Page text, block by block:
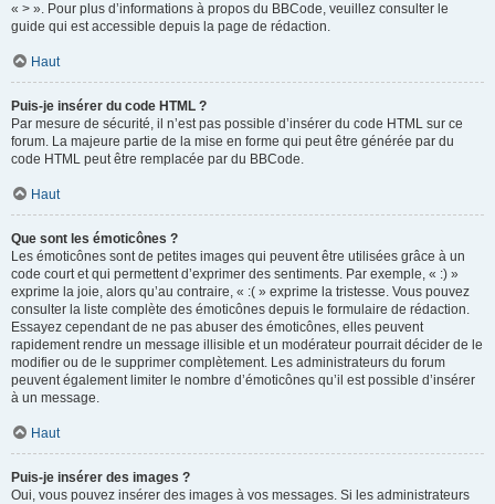
« > ». Pour plus d’informations à propos du BBCode, veuillez consulter le
guide qui est accessible depuis la page de rédaction.
Haut
Puis-je insérer du code HTML ?
Par mesure de sécurité, il n’est pas possible d’insérer du code HTML sur ce
forum. La majeure partie de la mise en forme qui peut être générée par du
code HTML peut être remplacée par du BBCode.
Haut
Que sont les émoticônes ?
Les émoticônes sont de petites images qui peuvent être utilisées grâce à un
code court et qui permettent d’exprimer des sentiments. Par exemple, « :) »
exprime la joie, alors qu’au contraire, « :( » exprime la tristesse. Vous pouvez
consulter la liste complète des émoticônes depuis le formulaire de rédaction.
Essayez cependant de ne pas abuser des émoticônes, elles peuvent
rapidement rendre un message illisible et un modérateur pourrait décider de le
modifier ou de le supprimer complètement. Les administrateurs du forum
peuvent également limiter le nombre d’émoticônes qu’il est possible d’insérer
à un message.
Haut
Puis-je insérer des images ?
Oui, vous pouvez insérer des images à vos messages. Si les administrateurs